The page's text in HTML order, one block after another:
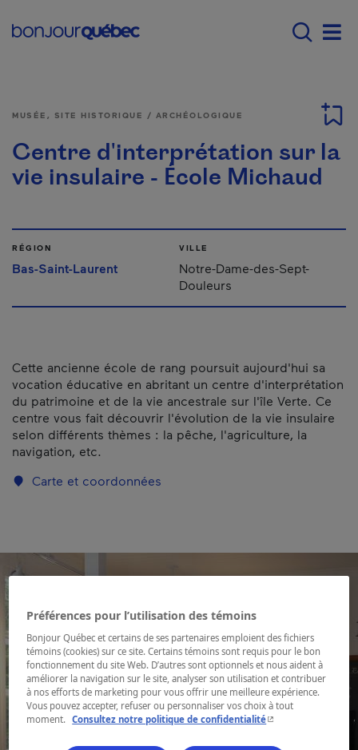
Main navigation -
MUSÉE, SITE HISTORIQUE / ARCHÉOLOGIQUE
Centre d'interprétation sur la
vie insulaire - École Michaud
RÉGION
Bas-Saint-Laurent
VILLE
Notre-Dame-des-Sept-
Douleurs
Cette ancienne école de rang poursuit aujourd'hui sa
vocation éducative en abritant un centre d'interprétation
du patrimoine et de la vie ancestrale sur l'île Verte. Ce
centre vous fait découvrir l'évolution de la vie insulaire
selon différents thèmes : la pêche, l'agriculture, la
navigation, etc.
Carte et coordonnées
Préférences pour l’utilisation des témoins
Bonjour Québec et certains de ses partenaires emploient des fichiers
témoins (cookies) sur ce site. Certains témoins sont requis pour le bon
fonctionnement du site Web. D’autres sont optionnels et nous aident à
améliorer la navigation sur le site, analyser son utilisation et contribuer
à nos efforts de marketing pour vous offrir une meilleure expérience.
Vous pouvez accepter, refuser ou personnaliser vos choix à tout
moment.
Consultez notre politique de confidentialité- Cet hyperlien